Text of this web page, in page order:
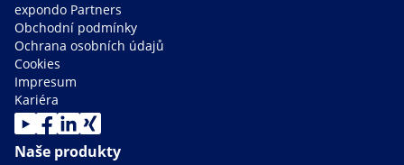
expondo Partners
Obchodní podmínky
Ochrana osobních údajů
Cookies
Impresum
Kariéra
Naše produkty